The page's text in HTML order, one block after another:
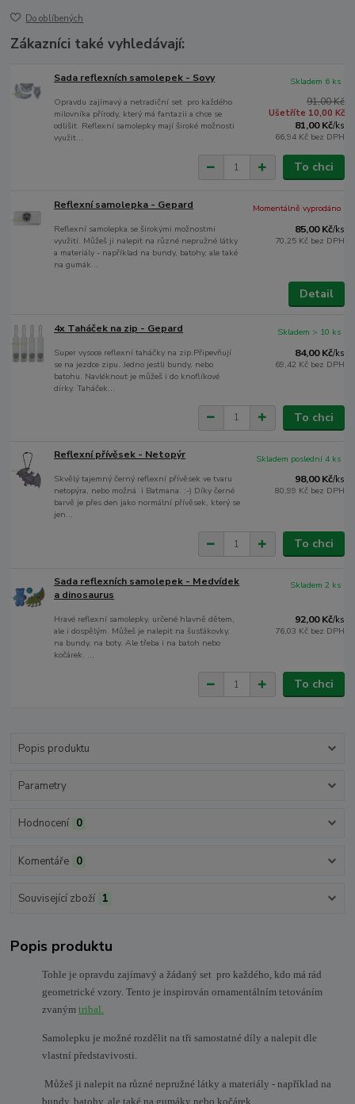
Do oblíbených
Zákazníci také vyhledávají:
Sada reflexních samolepek - Sovy
Opravdu zajímavý a netradiční set pro každého
milovníka přírody, který má fantazii a chce se
odlišit. Reflexní samolepky mají široké možnosti
využit...
91,00 Kč
Ušetříte 10,00 Kč
81,00 Kč/ks
66,94 Kč bez DPH
Skladem 6 ks
To chci
Reflexní samolepka - Gepard
Reflexní samolepka se širokými možnostmi
využití. Můžeš ji nalepit na různé nepružné látky
a materiály - například na bundy, batohy, ale také
na gumák...
85,00 Kč/ks
70,25 Kč bez DPH
Momentálně vyprodáno
Detail
4x Taháček na zip - Gepard
Super vysoce reflexní taháčky na zip.Připevňují
se na jezdce zipu. Jedno jestli bundy, nebo
batohu. Navléknout je můžeš i do knoflíkové
dírky. Taháček...
84,00 Kč/ks
69,42 Kč bez DPH
Skladem > 10 ks
To chci
Reflexní přívěsek - Netopýr
Skvělý tajemný černý reflexní přívěsek ve tvaru
netopýra, nebo možná i Batmana. :-) Díky černé
barvě je přes den jako normální přívěsek, který se
jen...
98,00 Kč/ks
80,99 Kč bez DPH
Skladem poslední 4 ks
To chci
Sada reflexních samolepek - Medvídek
a dinosaurus
Hravé reflexní samolepky, určené hlavně dětem,
ale i dospělým. Můžeš je nalepit na šusťákovky,
na bundy, na boty. Ale třeba i na batoh nebo
kočárek. ...
92,00 Kč/ks
76,03 Kč bez DPH
Skladem 2 ks
To chci
Popis produktu
Parametry
Hodnocení 0
Komentáře 0
Související zboží 1
Popis produktu
Tohle je opravdu zajímavý a žádaný set pro každého, kdo má rád
geometrické vzory. Tento je inspirován ornamentálním tetováním
zvanýmtribal.
Samolepku je možné rozdělit na tři samostatné díly a nalepit dle
vlastní představivosti.
Můžeš ji nalepit na různé nepružné látky a materiály - například na